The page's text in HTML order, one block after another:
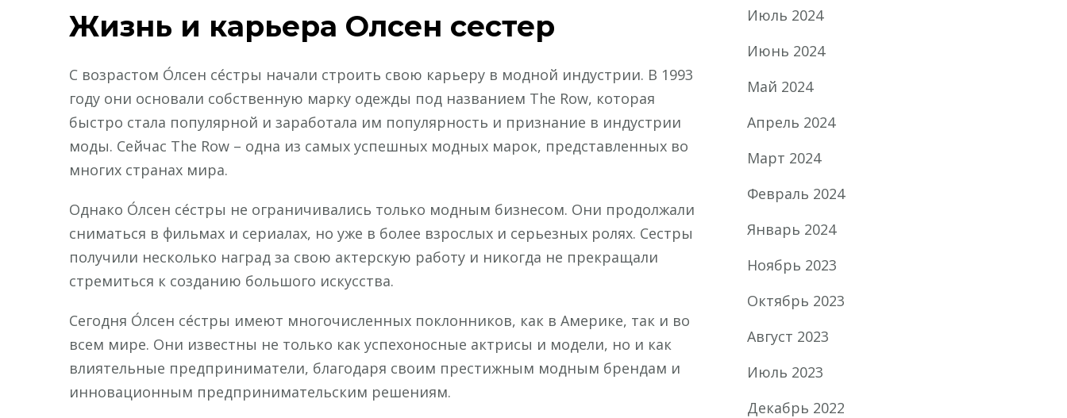
Жизнь и карьера Олсен сестер
С возрастом О́лсен се́стры начали строить свою карьеру в модной индустрии. В 1993
году они основали собственную марку одежды под названием The Row, которая
быстро стала популярной и заработала им популярность и признание в индустрии
моды. Сейчас The Row – одна из самых успешных модных марок, представленных во
многих странах мира.
Однако О́лсен се́стры не ограничивались только модным бизнесом. Они продолжали
сниматься в фильмах и сериалах, но уже в более взрослых и серьезных ролях. Сестры
получили несколько наград за свою актерскую работу и никогда не прекращали
стремиться к созданию большого искусства.
Сегодня О́лсен се́стры имеют многочисленных поклонников, как в Америке, так и во
всем мире. Они известны не только как успехоносные актрисы и модели, но и как
влиятельные предприниматели, благодаря своим престижным модным брендам и
инновационным предпринимательским решениям.
Июль 2024
Июнь 2024
Май 2024
Апрель 2024
Март 2024
Февраль 2024
Январь 2024
Ноябрь 2023
Октябрь 2023
Август 2023
Июль 2023
Декабрь 2022